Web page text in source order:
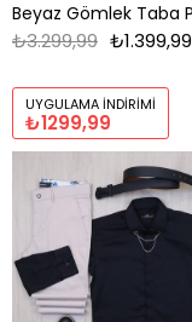
₺1.399,99
₺3.299,99
UYGULAMA İNDIRIMI
₺1299,99